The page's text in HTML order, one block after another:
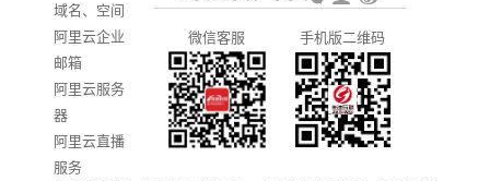
发
门户信息平
台开发
域名、空间
阿里云企业
邮箱
阿里云服务
器
阿里云直播
服务
微信客服 手机版二维码